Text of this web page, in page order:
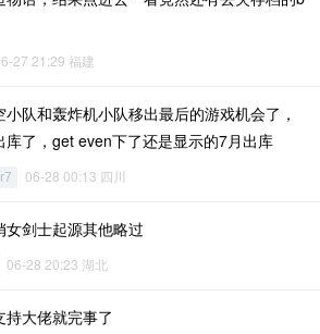
27 21:29 福建
队和轰炸机小队移出最后的游戏机会了，
库了，get even下了还是显示的7月出库
06-28 00:13 四川
女剑士起源其他略过
06-28 20:23 湖北
持大佬就完事了